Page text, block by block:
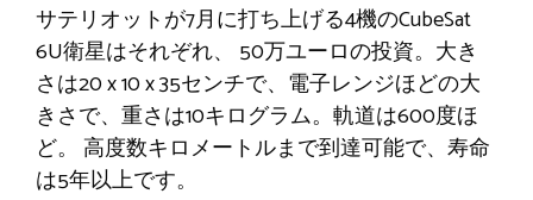
サテリオットが7月に打ち上げる4機のCubeSat
6U衛星はそれぞれ、 50万ユーロの投資。大き
さは20 x 10 x 35センチで、 電子レンジほどの大
きさで、重さは10キログラム。軌道は600度ほ
ど。 高度数キロメートルまで到達可能で、寿命
は5年以上です。